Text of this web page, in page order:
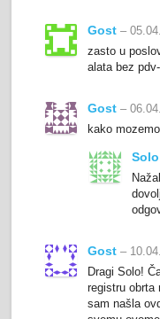
Gost –
zasto u
alata bez
Gost –
kako
Solo
Gost –
Dragi Solo!
registru obrta
sam našla